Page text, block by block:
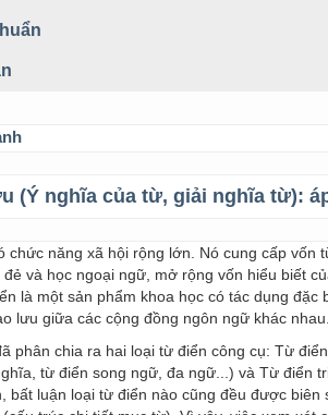
(Ý nghĩa của từ, giải nghĩa từ):
chức năng xã hội rộng lớn. Nó cung cấp
và học ngoại ngữ, mở rộng vốn hiểu biết
là một sản phẩm khoa học có tác dụng
lưu giữa các cộng đồng ngôn ngữ khác nhau.
phân chia ra hai loại từ điển công cụ: Từ
từ điển song ngữ, đa ngữ...) và Từ điển
bất luận loại từ điển nào cũng đều được